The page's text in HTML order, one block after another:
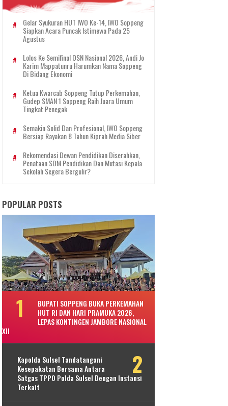
Gelar Syukuran HUT IWO Ke-14, IWO Soppeng
Siapkan Acara Puncak Istimewa Pada 25
Agustus
Lolos Ke Semifinal OSN Nasional 2026, Andi Jo
Karim Mappatunru Harumkan Nama Soppeng
Di Bidang Ekonomi
Ketua Kwarcab Soppeng Tutup Perkemahan,
Gudep SMAN 1 Soppeng Raih Juara Umum
Tingkat Penegak
Semakin Solid Dan Profesional, IWO Soppeng
Bersiap Rayakan 8 Tahun Kiprah Media Siber
Rekomendasi Dewan Pendidikan Diserahkan,
Penataan SDM Pendidikan Dan Mutasi Kepala
Sekolah Segera Bergulir?
POPULAR POSTS
BUPATI SOPPENG BUKA PERKEMAHAN
HUT RI DAN HARI PRAMUKA 2026,
LEPAS KONTINGEN JAMBORE NASIONAL
XII
Kapolda Sulsel Tandatangani
Kesepakatan Bersama Antara
Satgas TPPO Polda Sulsel Dengan Instansi
Terkait